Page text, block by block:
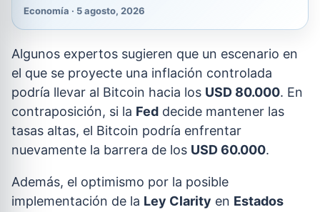
Economía · 5 agosto, 2026
Algunos expertos sugieren que un escenario en
el que se proyecte una inflación controlada
podría llevar al Bitcoin hacia los USD 80.000. En
contraposición, si la Fed decide mantener las
tasas altas, el Bitcoin podría enfrentar
nuevamente la barrera de los USD 60.000.
Además, el optimismo por la posible
implementación de la Ley Clarity en Estados